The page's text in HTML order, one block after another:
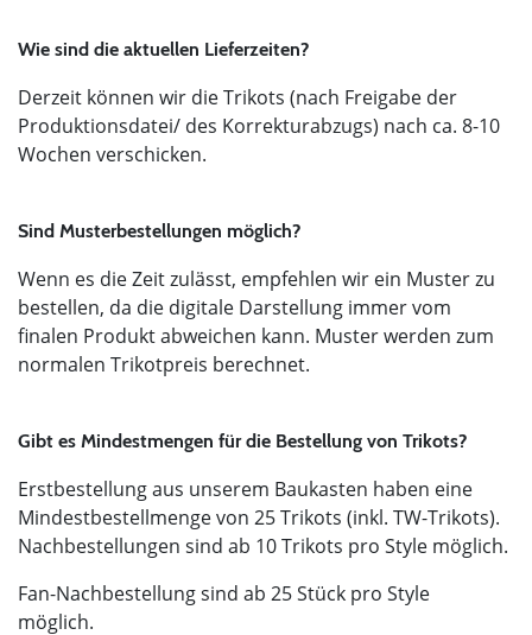
Wie sind die aktuellen Lieferzeiten?
Derzeit können wir die Trikots (nach Freigabe der
Produktionsdatei/ des Korrekturabzugs) nach ca. 8-10
Wochen verschicken.
Sind Musterbestellungen möglich?
Wenn es die Zeit zulässt, empfehlen wir ein Muster zu
bestellen, da die digitale Darstellung immer vom
finalen Produkt abweichen kann. Muster werden zum
normalen Trikotpreis berechnet.
Gibt es Mindestmengen für die Bestellung von Trikots?
Erstbestellung aus unserem Baukasten haben eine
Mindestbestellmenge von 25 Trikots (inkl. TW-Trikots).
Nachbestellungen sind ab 10 Trikots pro Style möglich.
Fan-Nachbestellung sind ab 25 Stück pro Style
möglich.